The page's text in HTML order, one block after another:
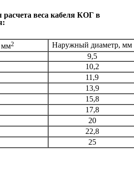
веса кабеля КОГ в
мм2
Наружный диаметр, мм
9,5
10,2
11,9
13,9
15,8
17,8
20
22,8
25